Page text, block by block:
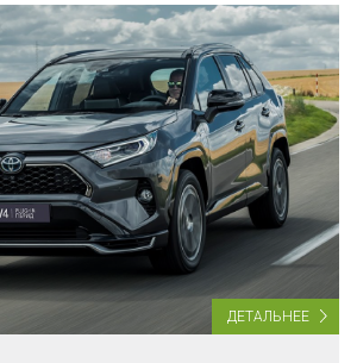
ДЕТАЛЬНЕЕ